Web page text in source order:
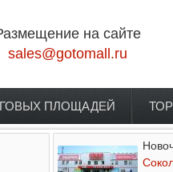
на сайте
sales@gotomall.ru
ПЛОЩАДЕЙ